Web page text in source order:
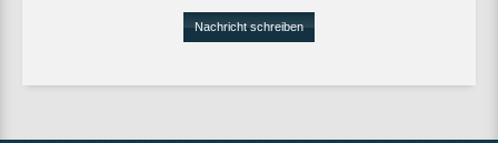
Nachricht schreiben